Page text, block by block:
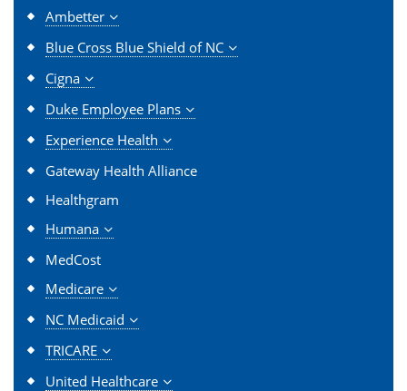
Ambetter
Blue Cross Blue Shield of NC
Cigna
Duke Employee Plans
Experience Health
Gateway Health Alliance
Healthgram
Humana
MedCost
Medicare
NC Medicaid
TRICARE
United Healthcare